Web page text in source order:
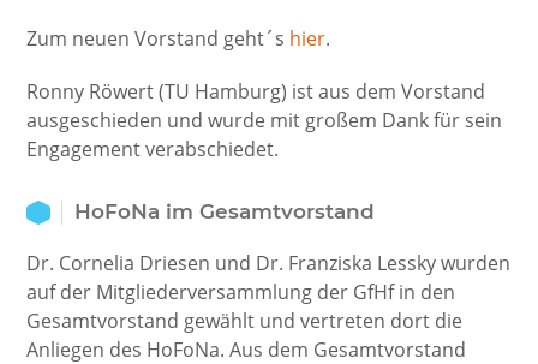
Zum neuen Vorstand geht´s hier.
Ronny Röwert (TU Hamburg) ist aus dem Vorstand
ausgeschieden und wurde mit großem Dank für sein
Engagement verabschiedet.
HoFoNa im Gesamtvorstand
Dr. Cornelia Driesen und Dr. Franziska Lessky wurden
auf der Mitgliederversammlung der GfHf in den
Gesamtvorstand gewählt und vertreten dort die
Anliegen des HoFoNa. Aus dem Gesamtvorstand